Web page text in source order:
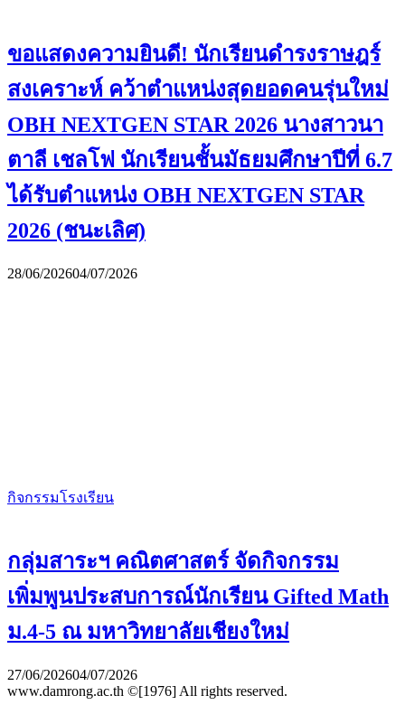
ขอแสดงความยินดี! นักเรียนดำรงราษฎร์
สงเคราะห์ คว้าตำแหน่งสุดยอดคนรุ่นใหม่
OBH NEXTGEN STAR 2026 นางสาวนา
ตาลี เชลโฟ นักเรียนชั้นมัธยมศึกษาปีที่ 6.7
ได้รับตำแหน่ง OBH NEXTGEN STAR
2026 (ชนะเลิศ)
28/06/202604/07/2026
กิจกรรมโรงเรียน
กลุ่มสาระฯ คณิตศาสตร์ จัดกิจกรรม
เพิ่มพูนประสบการณ์นักเรียน Gifted Math
ม.4-5 ณ มหาวิทยาลัยเชียงใหม่
27/06/202604/07/2026
www.damrong.ac.th ©[1976] All rights reserved.